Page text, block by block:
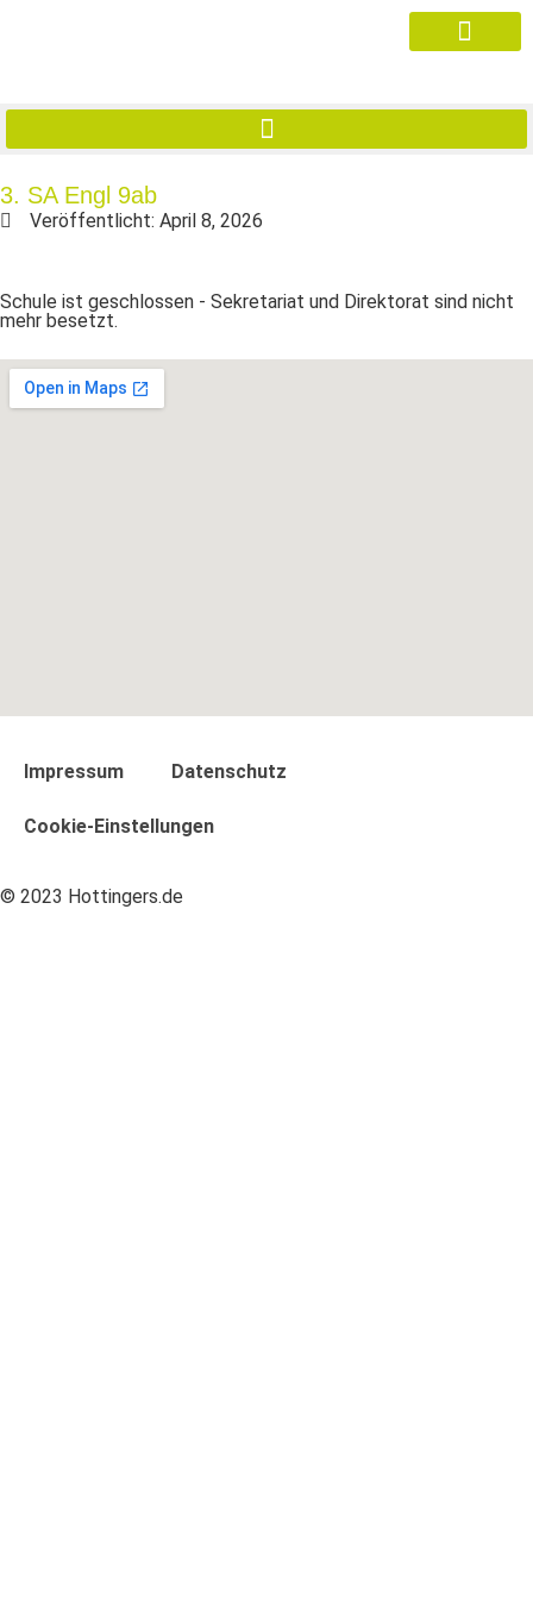
3. SA Engl 9ab
Veröffentlicht: April 8, 2026
Schule ist geschlossen - Sekretariat und Direktorat sind nicht
mehr besetzt.
Impressum Datenschutz
Cookie-Einstellungen
© 2023 Hottingers.de